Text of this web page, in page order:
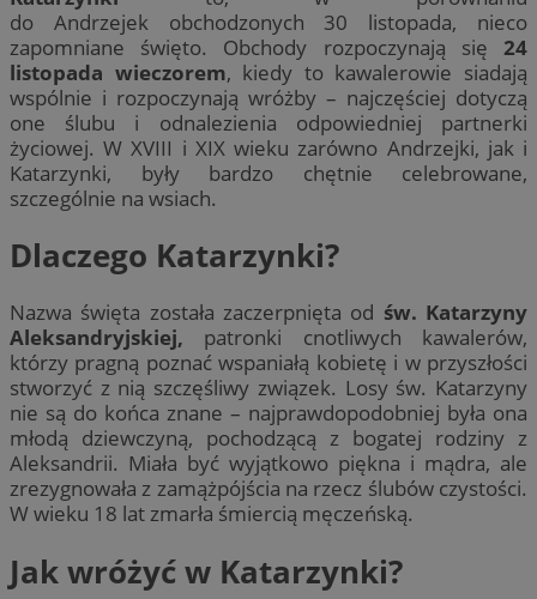
do Andrzejek obchodzonych 30 listopada, nieco
zapomniane święto. Obchody rozpoczynają się 24
listopada wieczorem, kiedy to kawalerowie siadają
wspólnie i rozpoczynają wróżby – najczęściej dotyczą
one ślubu i odnalezienia odpowiedniej partnerki
życiowej. W XVIII i XIX wieku zarówno Andrzejki, jak i
Katarzynki, były bardzo chętnie celebrowane,
szczególnie na wsiach.
Dlaczego Katarzynki?
Nazwa święta została zaczerpnięta od św. Katarzyny
Aleksandryjskiej, patronki cnotliwych kawalerów,
którzy pragną poznać wspaniałą kobietę i w przyszłości
stworzyć z nią szczęśliwy związek. Losy św. Katarzyny
nie są do końca znane – najprawdopodobniej była ona
młodą dziewczyną, pochodzącą z bogatej rodziny z
Aleksandrii. Miała być wyjątkowo piękna i mądra, ale
zrezygnowała z zamążpójścia na rzecz ślubów czystości.
W wieku 18 lat zmarła śmiercią męczeńską.
Jak wróżyć w Katarzynki?